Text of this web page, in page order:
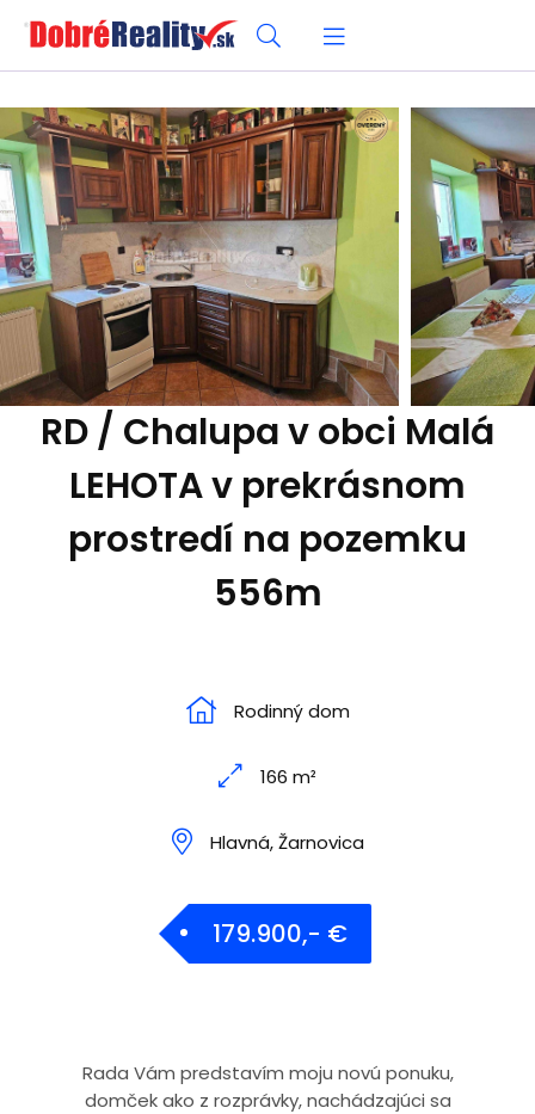
RD / Chalupa v obci Malá
LEHOTA v prekrásnom
prostredí na pozemku
556m
Rodinný dom
166 m²
Hlavná, Žarnovica
179.900,- €
Rada Vám predstavím moju novú ponuku,
domček ako z rozprávky, nachádzajúci sa